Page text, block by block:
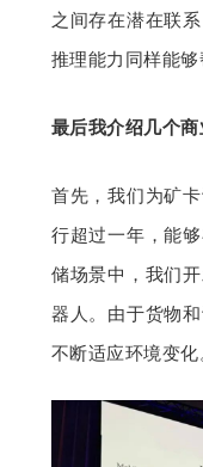
之间存在潜在联
推理能力同样能够
最后我介绍几个商
首先，我们为矿
行超过一年，能
储场景中，我们
器人。由于货物
不断适应环境变化